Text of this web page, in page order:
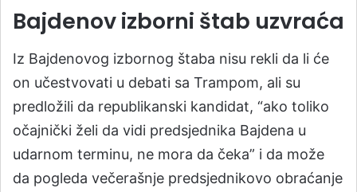
Bajdenov izborni štab uzvraća
Iz Bajdenovog izbornog štaba nisu rekli da li će
on učestvovati u debati sa Trampom, ali su
predložili da republikanski kandidat, “ako toliko
očajnički želi da vidi predsjednika Bajdena u
udarnom terminu, ne mora da čeka” i da može
da pogleda večerašnje predsjednikovo obraćanje